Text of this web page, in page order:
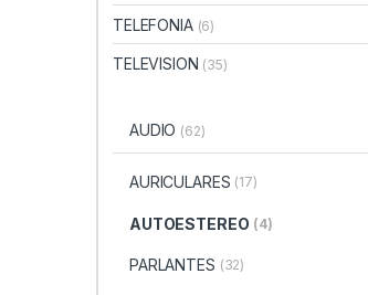
TELEFONIA (6)
TELEVISION (35)
AUDIO (62)
AURICULARES (17)
AUTOESTEREO (4)
PARLANTES (32)